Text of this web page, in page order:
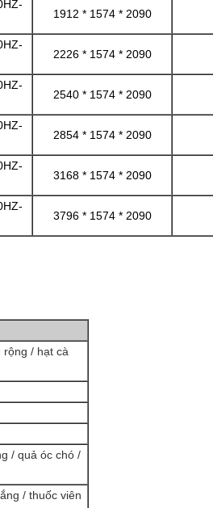
1912 * 1574 * 2090
2226 * 1574 * 2090
2540 * 1574 * 2090
2854 * 1574 * 2090
3168 * 1574 * 2090
3796 * 1574 * 2090
/ hạt cà
/ quả óc chó /
/ thuốc viên